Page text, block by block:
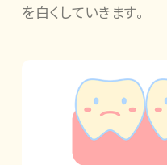
を白くしていきます。